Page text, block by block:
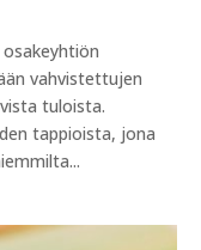
vahvistettujen
tuloista.
tappioista, jona